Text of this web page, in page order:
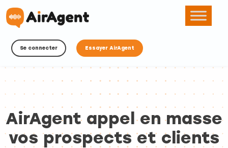
Se connecter Essayer AirAgent
AirAgent appel en masse
vos prospects et clients